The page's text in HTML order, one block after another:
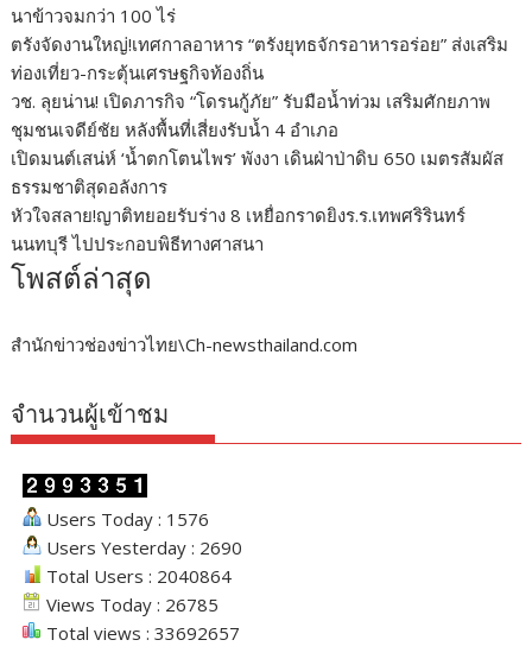
นาข้าวจมกว่า 100 ไร่
ตรังจัดงานใหญ่!เทศกาลอาหาร “ตรังยุทธจักรอาหารอร่อย” ส่งเสริม
ท่องเที่ยว-กระตุ้นเศรษฐกิจท้องถิ่น
วช. ลุยน่าน! เปิดภารกิจ “โดรนกู้ภัย” รับมือน้ำท่วม เสริมศักยภาพ
ชุมชนเจดีย์ชัย หลังพื้นที่เสี่ยงรับน้ำ 4 อำเภอ
เปิดมนต์เสน่ห์ ‘น้ำตกโตนไพร’ พังงา เดินฝ่าป่าดิบ 650 เมตรสัมผัส
ธรรมชาติสุดอลังการ
หัวใจสลาย!ญาติทยอยรับร่าง 8 เหยื่อกราดยิงร.ร.เทพศริรินทร์
นนทบุรี ไปประกอบพิธีทางศาสนา
โพสต์ล่าสุด
สำนักข่าวช่องข่าวไทย\Ch-newsthailand.com
จำนวนผู้เข้าชม
Users Today : 1576
Users Yesterday : 2690
Total Users : 2040864
Views Today : 26785
Total views : 33692657